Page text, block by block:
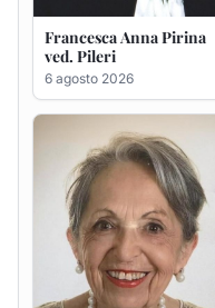
Maria Teresa Floris ved.
6 agosto 2026